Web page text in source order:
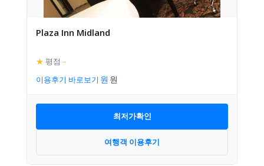
Plaza Inn Midland
★ 평점 –
이용후기 바로보기
최저가확인
여행객 이용후기